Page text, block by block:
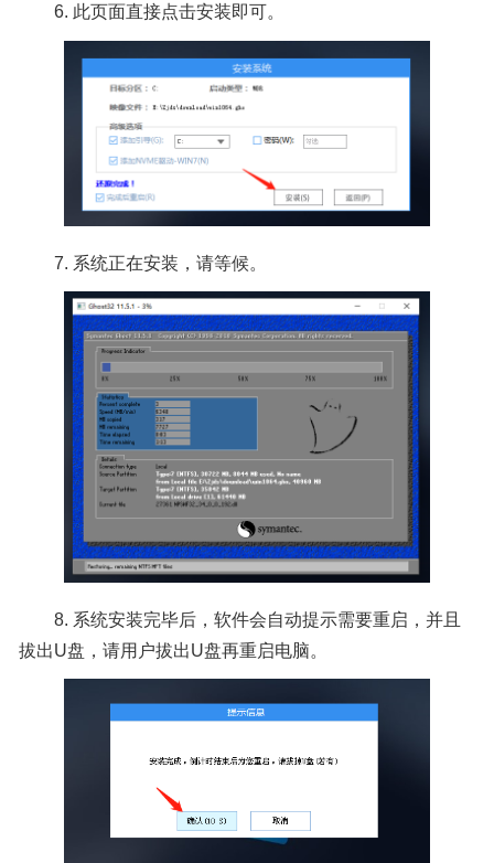
6. 此页面直接点击安装即可。
7. 系统正在安装，请等候。
8. 系统安装完毕后，软件会自动提示需要重启，并且
拔出U盘，请用户拔出U盘再重启电脑。